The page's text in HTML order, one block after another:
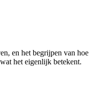
en het begrijpen van hoe
het eigenlijk betekent.